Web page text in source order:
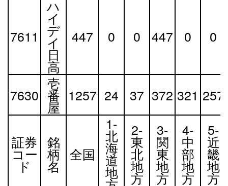
7611
ハ
イ
デ
イ
日
高
447 0 0 447 0 0
7630
壱
番
屋
1257 24 37 372 321 257
証券
コー
ド
銘
柄
名
全国
1-
北
海
道
地
2-
東
北
地
方
3-
関
東
地
方
4-
中
部
地
方
5-
近
畿
地
方